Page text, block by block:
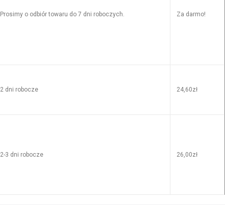
Prosimy o odbiór towaru do 7 dni roboczych. Za darmo!
2 dni robocze 24,60zł
2-3 dni robocze 26,00zł